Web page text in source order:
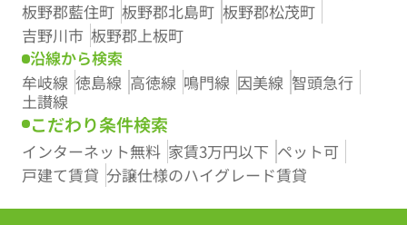
板野郡藍住町 板野郡北島町 板野郡松茂町
吉野川市 板野郡上板町
沿線から検索
牟岐線 徳島線 高徳線 鳴門線 因美線 智頭急行
土讃線
こだわり条件検索
インターネット無料 家賃3万円以下 ペット可
戸建て賃貸 分譲仕様のハイグレード賃貸